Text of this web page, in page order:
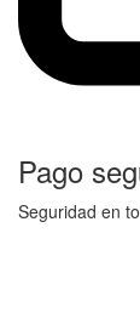
Pago
Seguridad en